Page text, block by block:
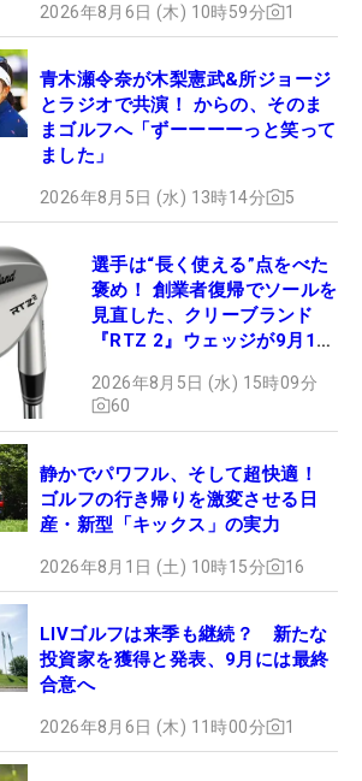
2026年8月6日 (木) 10時59分 1
青木瀬令奈が木梨憲武&所ジョージ
とラジオで共演！ からの、そのま
まゴルフへ「ずーーーーっと笑って
ました」
2026年8月5日 (水) 13時14分 5
選手は“長く使える”点をべた
褒め！ 創業者復帰でソールを
見直した、クリーブランド
『RTZ 2』ウェッジが9月12
2026年8月5日 (水) 15時09分
60
静かでパワフル、そして超快適！
ゴルフの行き帰りを激変させる日
産・新型「キックス」の実力
2026年8月1日 (土) 10時15分 16
LIVゴルフは来季も継続？ 新たな
投資家を獲得と発表、9月には最終
合意へ
2026年8月6日 (木) 11時00分 1